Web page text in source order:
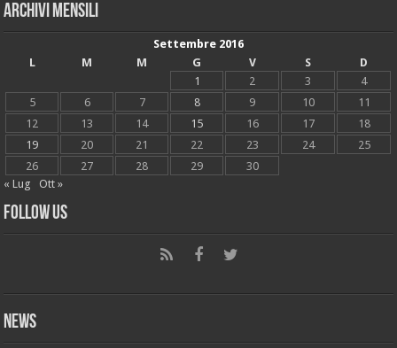
Archivi mensili
Settembre 2016
L
M M G V S
D
1
2 3
4
5
6 7 8 9 10
11
12
13 14 15 16 17
18
19
20 21 22 23 24
25
26
27 28 29
30
« Lug
Ott »
Follow Us
News